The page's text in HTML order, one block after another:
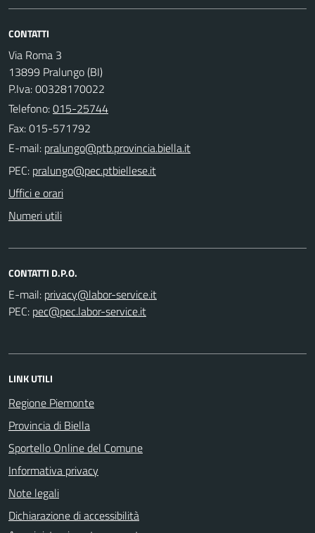
CONTATTI
Via Roma 3
13899 Pralungo (BI)
P.Iva: 00328170022
Telefono:015-25744
Fax: 015-571792
E-mail:
PEC:
Uffici e orari
Numeri utili
CONTATTI D.P.O.
E-mail:
PEC:
LINK UTILI
Regione Piemonte
Provincia di Biella
Sportello Online del Comune
Informativa privacy
Note legali
Dichiarazione di accessibilità